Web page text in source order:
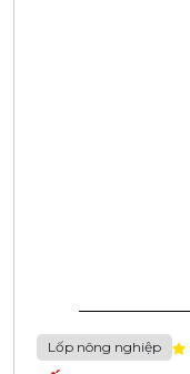
Lốp nông nghiệp